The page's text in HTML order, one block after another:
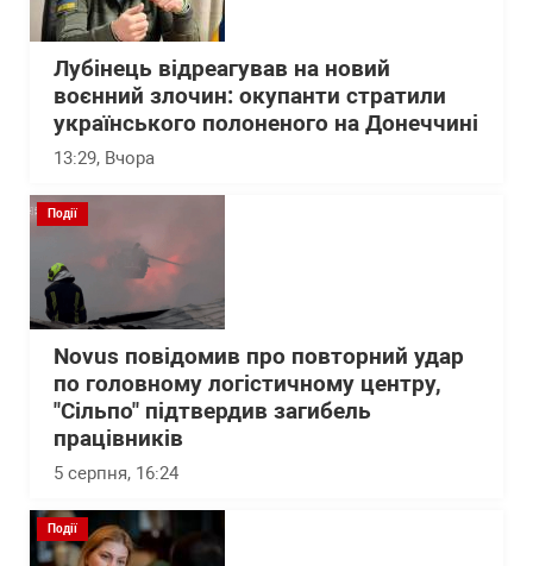
Лубінець відреагував на новий
воєнний злочин: окупанти стратили
українського полоненого на Донеччині
13:29, Вчора
Події
Novus повідомив про повторний удар
по головному логістичному центру,
"Сільпо" підтвердив загибель
працівників
5 серпня, 16:24
Події